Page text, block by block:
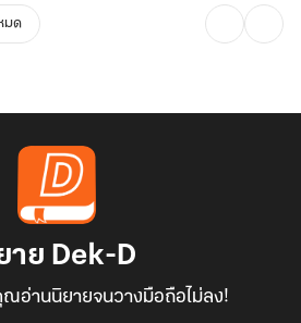
มด
าย Dek-D
ณอ่านนิยายจนวางมือถือไม่ลง!